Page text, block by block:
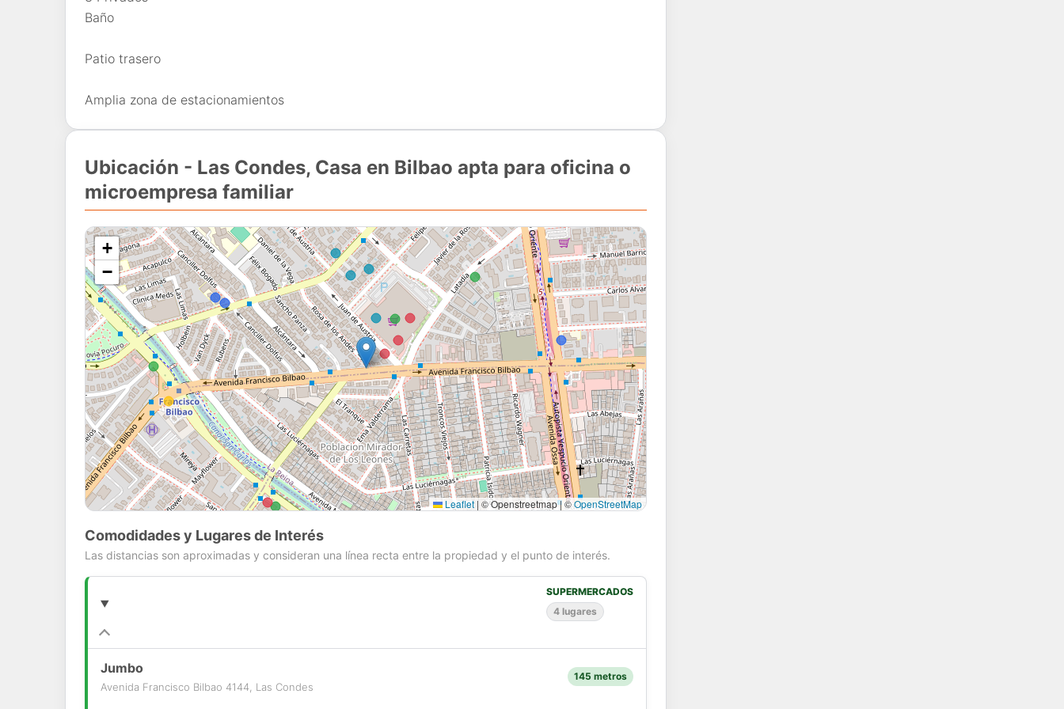
Baño
Patio trasero
Amplia zona de estacionamientos
Ubicación - Las Condes, Casa en Bilbao apta para oficina o
microempresa familiar
+
−
Leaflet | © Openstreetmap | ©OpenStreetMap
Comodidades y Lugares de Interés
Las distancias son aproximadas y consideran una línea recta entre la propiedad y el punto de interés.
SUPERMERCADOS
4 lugares
Jumbo
Avenida Francisco Bilbao 4144, Las Condes
145 metros